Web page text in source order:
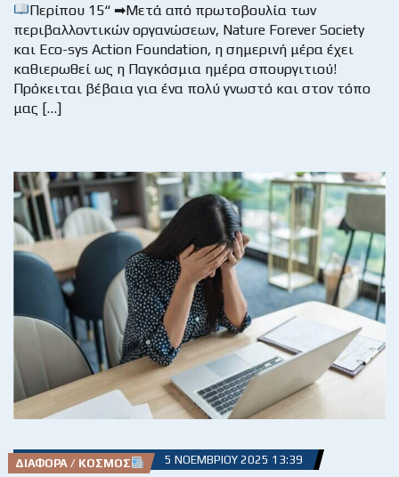
Περίπου 15“ ➡Μετά από πρωτοβουλία των
περιβαλλοντικών οργανώσεων, Nature Forever Society
και Eco-sys Action Foundation, η σημερινή μέρα έχει
καθιερωθεί ως η Παγκόσμια ημέρα σπουργιτιού!
Πρόκειται βέβαια για ένα πολύ γνωστό και στον τόπο
μας […]
ΔΙΆΦΟΡΑ / ΚΌΣΜΟΣ 5 ΝΟΕΜΒΡΊΟΥ 2025 13:39